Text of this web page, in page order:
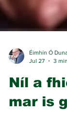
Jul 27
3
Níl a